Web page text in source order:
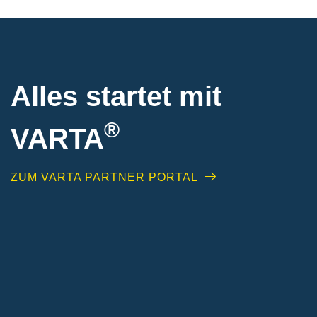
Alles startet mit
VARTA®
ZUM VARTA PARTNER PORTAL